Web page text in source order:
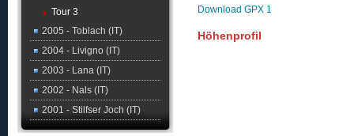
Tour 3
2005 - Toblach (IT)
2004 - Livigno (IT)
2003 - Lana (IT)
2002 - Nals (IT)
2001 - Stilfser Joch (IT)
Download GPX 1
Höhenprofil